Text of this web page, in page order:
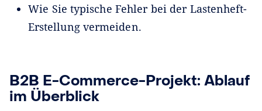
Wie Sie typische Fehler bei der Lastenheft-
Erstellung vermeiden.
B2B E-Commerce-Projekt: Ablauf
im Überblick